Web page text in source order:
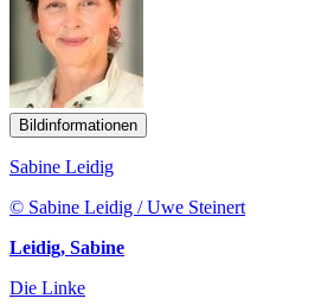
Bildinformationen
Sabine Leidig
© Sabine Leidig / Uwe Steinert
Leidig, Sabine
Die Linke